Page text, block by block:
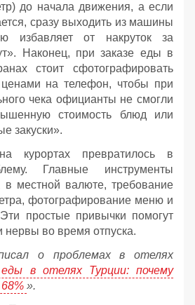
до начала движения, а если
сразу выходить из машины
избавляет от накруток за
Наконец, при заказе еды в
стоит сфотографировать
на телефон, чтобы при
чека официанты не смогли
стоимость блюд или
закуски».
курортах превратилось в
Главные инструменты
местной валюте, требование
фотографирование меню и
простые привычки помогут
нервы во время отпуска.
о проблемах в отелях
еды в отелях Турции: почему
».